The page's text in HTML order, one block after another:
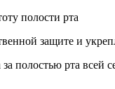
полости рта
защите и
полостью рта всей